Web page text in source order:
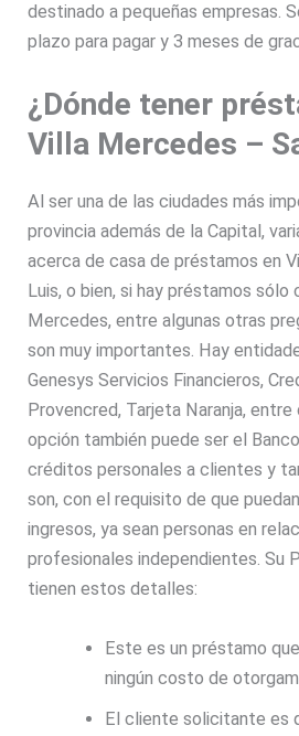
destinado a pequeñas empresas.
plazo para pagar y 3 meses de
¿Dónde tener
Villa Mercedes –
Al ser una de las ciudades más
provincia además de la Capital,
acerca de casa de préstamos en
Luis, o bien, si hay préstamos sólo
Mercedes, entre algunas otras
son muy importantes. Hay
Genesys Servicios Financieros,
Provencred, Tarjeta Naranja,
opción también puede ser el
créditos personales a clientes y
son, con el requisito de que
ingresos, ya sean personas en
profesionales independientes. Su
tienen estos detalles:
Este es un préstamo
ningún costo de
El cliente solicitante es